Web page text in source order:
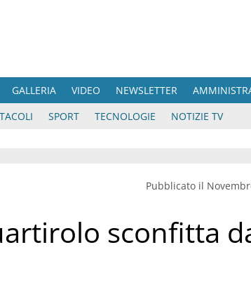
GALLERIA VIDEO NEWSLETTER
SPORT TECNOLOGIE NOTIZIE TV
Pubblicato il
sconfitta